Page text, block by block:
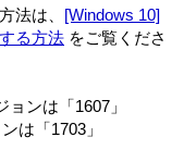
法は、 [Windows 10]
る方法 をご覧くださ
ンは「1607」
は「1703」